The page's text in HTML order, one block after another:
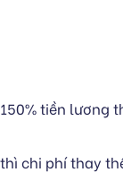
tiền lương
chi phí thay